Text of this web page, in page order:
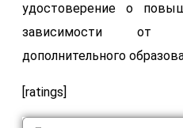
удостоверение о
зависимости от
дополнительного
[ratings]